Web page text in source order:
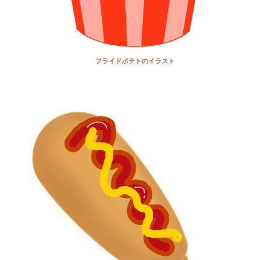
フライドポテトのイラスト